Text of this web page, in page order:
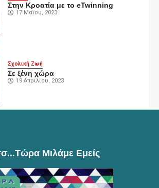
Στην Κροατία με το eTwinning
17 Μαΐου, 2023
Σχολική Ζωή
Σε ξένη χώρα
19 Απριλίου, 2023
Μιλάμε Εμείς